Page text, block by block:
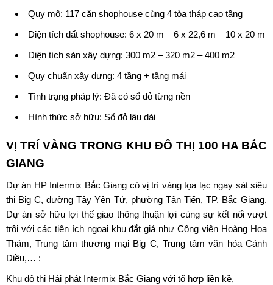
Quy mô: 117 căn shophouse cùng 4 tòa tháp cao tầng
Diện tích đất shophouse: 6 x 20 m – 6 x 22,6 m – 10 x 20 m
Diện tích sàn xây dựng: 300 m2 – 320 m2 – 400 m2
Quy chuẩn xây dựng: 4 tầng + tầng mái
Tình trạng pháp lý: Đã có sổ đỏ từng nền
Hình thức sở hữu: Sổ đỏ lâu dài
VỊ TRÍ VÀNG TRONG KHU ĐÔ THỊ 100 HA BẮC
GIANG
Dự án HP Intermix Bắc Giang có vị trí vàng tọa lạc ngay sát siêu
thị Big C, đường Tây Yên Tử, phường Tân Tiến, TP. Bắc Giang.
Dự án sở hữu lợi thế giao thông thuận lợi cùng sự kết nối vượt
trội với các tiện ích ngoại khu đắt giá như Công viên Hoàng Hoa
Thám, Trung tâm thương mại Big C, Trung tâm văn hóa Cánh
Diều,… :
Khu đô thị Hải phát Intermix Bắc Giang với tổ hợp liền kề,